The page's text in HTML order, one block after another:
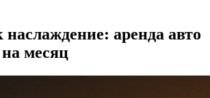
аренда авто
месяц